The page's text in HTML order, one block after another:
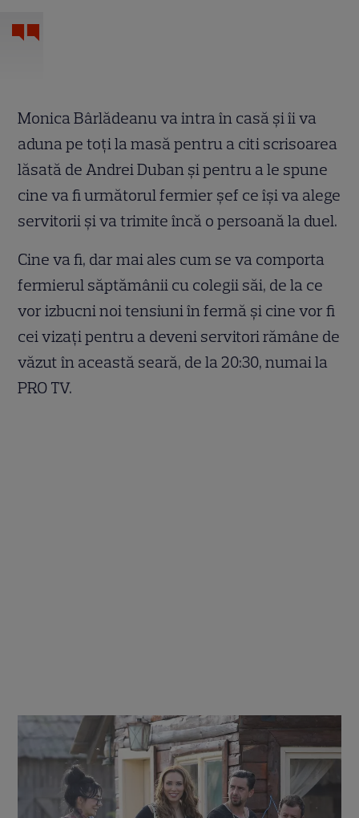
Monica Bârlădeanu va intra în casă și îi va
aduna pe toți la masă pentru a citi scrisoarea
lăsată de Andrei Duban și pentru a le spune
cine va fi următorul fermier șef ce își va alege
servitorii și va trimite încă o persoană la duel.
Cine va fi, dar mai ales cum se va comporta
fermierul săptămânii cu colegii săi, de la ce
vor izbucni noi tensiuni în fermă și cine vor fi
cei vizați pentru a deveni servitori rămâne de
văzut în această seară, de la 20:30, numai la
PRO TV.